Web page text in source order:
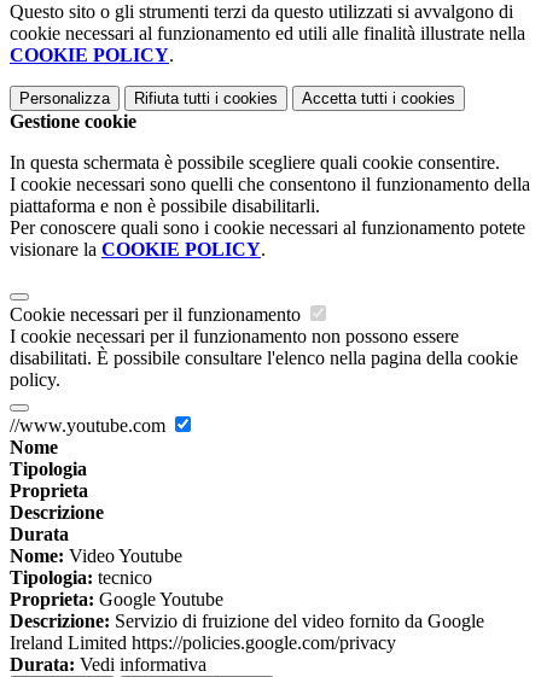
Questo sito o gli strumenti terzi da questo utilizzati si avvalgono di
cookie necessari al funzionamento ed utili alle finalità illustrate nella
COOKIE POLICY.
Personalizza Rifiuta tutti i cookies Accetta tutti i cookies
Gestione cookie
In questa schermata è possibile scegliere quali cookie consentire.
I cookie necessari sono quelli che consentono il funzionamento della
piattaforma e non è possibile disabilitarli.
Per conoscere quali sono i cookie necessari al funzionamento potete
visionare la COOKIE POLICY.
Cookie necessari per il funzionamento
I cookie necessari per il funzionamento non possono essere
disabilitati. È possibile consultare l'elenco nella pagina della cookie
policy.
//www.youtube.com
Nome
Tipologia
Proprieta
Descrizione
Durata
Nome: Video Youtube
Tipologia: tecnico
Proprieta: Google Youtube
Descrizione: Servizio di fruizione del video fornito da Google
Ireland Limited https://policies.google.com/privacy
Durata: Vedi informativa